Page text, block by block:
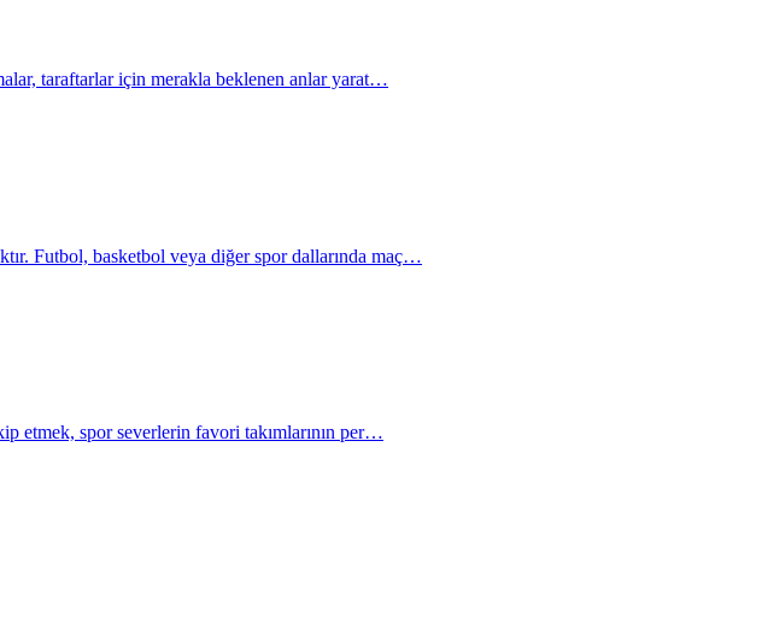
taraftarlar için merakla beklenen anlar yarat…
Futbol, basketbol veya diğer spor dallarında maç…
etmek, spor severlerin favori takımlarının per…